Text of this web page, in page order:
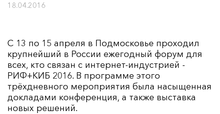
18.04.2016
С 13 по 15 апреля в Подмосковье проходил
крупнейший в России ежегодный форум для
всех, кто связан с интернет-индустрией -
РИФ+КИБ 2016. В программе этого
трёхдневного мероприятия была насыщенная
докладами конференция, а также выставка
новых решений.